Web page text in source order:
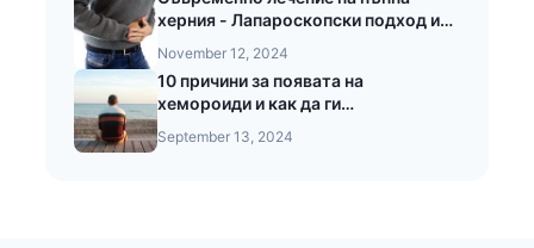
херния - Лапароскопски подход и
операция на пъпната херния
November 12, 2024
10 причини за появата на
хемороиди и как да ги
September 13, 2024